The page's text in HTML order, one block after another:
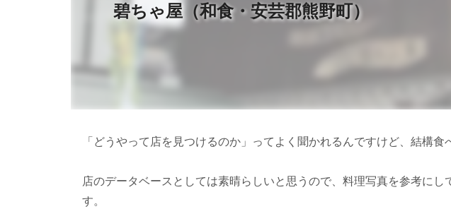
碧ちゃ屋（和食・安芸郡熊野町）
「どうやって店を見つけるのか」ってよく聞かれるんですけど、結構食
店のデータベースとしては素晴らしいと思うので、料理写真を参考にし
す。